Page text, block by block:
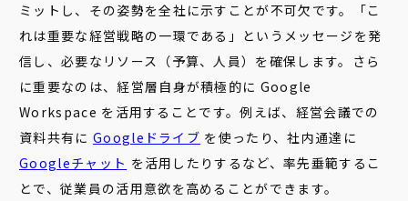
ミットし、その姿勢を全社に示すことが不可欠です。「こ
れは重要な経営戦略の一環である」というメッセージを発
信し、必要なリソース（予算、人員）を確保します。さら
に重要なのは、経営層自身が積極的に Google
Workspace を活用することです。例えば、経営会議での
資料共有に Googleドライブ を使ったり、社内通達に
Googleチャット を活用したりするなど、率先垂範するこ
とで、従業員の活用意欲を高めることができます。